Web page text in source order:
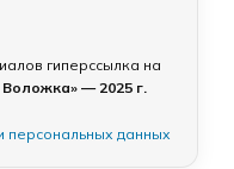
гиперссылка на
— 2025 г.
персональных данных